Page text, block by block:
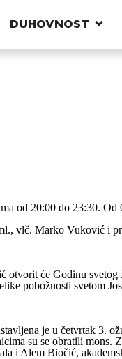
DUHOVNOST
od 20:00 do 23:30.
vlč. Marko Vuković i
će Godinu
pobožnosti svetom
je u četvrtak 3.
su se obratili mons.
i Alem Biočić,